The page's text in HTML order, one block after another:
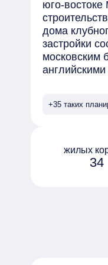
юго-
дома
застройки
московским
обустроен
10
+35 таких
34
жилых